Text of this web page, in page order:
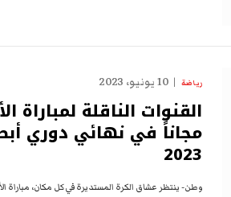
رياضة 10 يونيو، 2023
القنوات الناقلة لمباراة
مجاناً في نهائي دوري
2023
وطن- ينتظر عشاق الكرة المستديرة في كل مكان، مباراة